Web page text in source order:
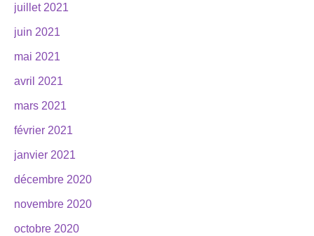
juillet 2021
juin 2021
mai 2021
avril 2021
mars 2021
février 2021
janvier 2021
décembre 2020
novembre 2020
octobre 2020